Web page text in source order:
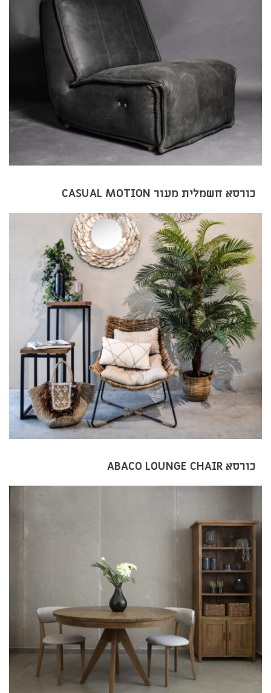
כורסא חשמלית מעור CASUAL MOTION
כורסא ABACO LOUNGE CHAIR